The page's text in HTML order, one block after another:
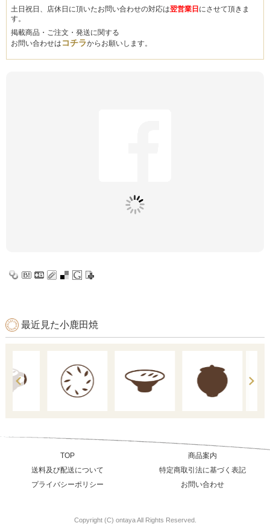
土日祝日、店休日に頂いたお問い合わせの対応は翌営業日にさせて頂きま
す。
掲載商品・ご注文・発送に関する
お問い合わせは コチラからお願いします。
最近見た小鹿田焼
TOP
商品案内
送料及び配送について
特定商取引法に基づく表記
プライバシーポリシー
お問い合わせ
Copyright (C) ontaya All Rights Reserved.